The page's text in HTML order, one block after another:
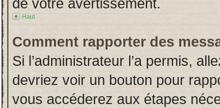
Haut
Comment rapporter des
Si l’administrateur l’a permis,
devriez voir un bouton pour
vous accéderez aux étapes